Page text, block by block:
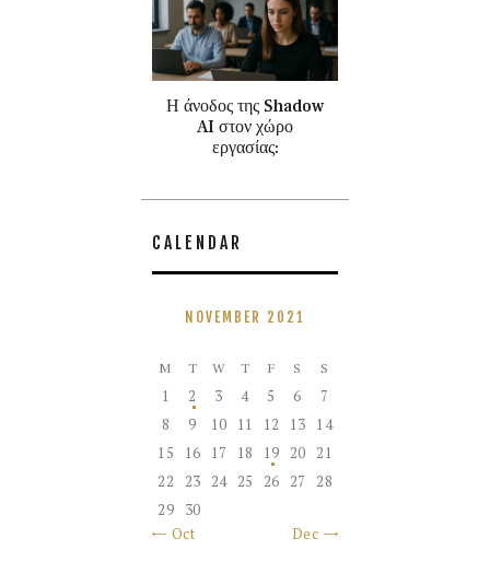
Η άνοδος της Shadow
AI στον χώρο
εργασίας:
CALENDAR
NOVEMBER 2021
M T W T F S S
1 2 3 4 5 6
7
8
9 10 11 12 13
14
15
16 17 18 19 20
21
22
23 24 25 26 27
28
29
30
« Oct
Dec »